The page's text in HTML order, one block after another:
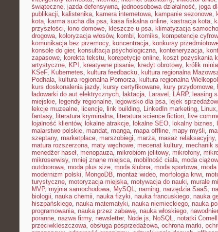
świąteczne, jazda defensywna, jednoosobowa działalność, joga
publikacji, kalistenika, kamera internetowa, kampanie sezonowe,
kota, karma sucha dla psa, kasa fiskalna online, kastracja kota,
przyszłości, kino domowe, kleszcze u psa, klimatyzacja
drogowa, koloryzacja włosów, kombi, komiks, kompetencje
komunikacja bez przemocy, koncentracja, konkursy
konsole do gier, konsultacja psychologiczna, konteneryzacja,
zapasowe, korekta tekstu, korepetycje online, koszt pozyskania
artystyczne, KPI , kreatywne pisanie, kredyt obrotowy, królik
KSeF, Kubernetes, kultura feedbacku, kultura regionalna
Podhala, kultura regionalna Pomorza, kultura regionalna
kurs doskonalenia jazdy, kursy certyfikowane, kury przydomowe,
ładowarki do aut elektrycznych, laktacja, Laravel , LARP, leasing
miejskie, legendy regionalne, legowisko dla psa, lejek
lekcje muzealne, licencje, link building, LinkedIn marketing, Linux
fantasy, literatura kryminalna, literatura science fiction, live
lojalność klientów, lokalne atrakcje, lokalne SEO, lokalny biznes,
malarstwo polskie, mandat, manga, mapa offline, mapy myśli,
szeptany, marketplace, marszobiegi, marża, masaż relaksacyjny,
matura rozszerzona, maty węchowe, mecenat kultury, mechanik
menedżer haseł, menopauza, mikrobiom jelitowy, mikrofony,
mikroserwisy, mniej znane miejsca, mobilność ciała, moda
outdoorowa, moda plus size, moda ślubna, moda sportowa,
modernizm polski, MongoDB, montaż wideo, morfologia krwi,
turystyczne, motoryzacja miejska, motywacja do nauki, murale
MVP, myjnia samochodowa, MySQL, naming, narzędzia SaaS,
biologii, nauka chemii, nauka fizyki, nauka francuskiego, nauka
hiszpańskiego, nauka matematyki, nauka niemieckiego, nauka
programowania, nauka przez zabawę, nauka włoskiego,
poranne, nazwa firmy, newsletter, Node.js, NoSQL, notatki Cornell
przeciwkleszczowa, obsługa posprzedażowa, ochrona marki,